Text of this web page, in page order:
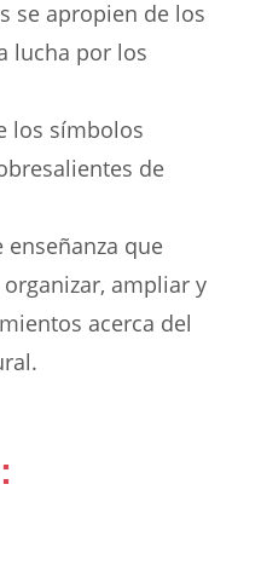
se apropien de los
lucha por los
los símbolos
de
que
ampliar y
acerca del